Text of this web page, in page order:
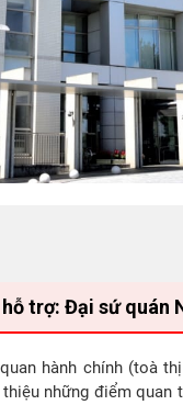
trợ: Đại sứ quán
hành chính (toà
những điểm quan